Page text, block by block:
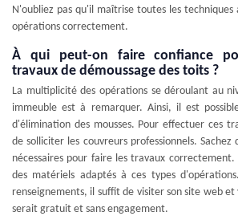
N'oubliez pas qu'il maîtrise toutes les
opérations correctement.
À qui peut-on faire confiance
travaux de démoussage des toits ?
La multiplicité des opérations se déroulant au
immeuble est à remarquer. Ainsi, il est
d'élimination des mousses. Pour effectuer ces
de solliciter les couvreurs professionnels. Sachez
nécessaires pour faire les travaux
des matériels adaptés à ces types
renseignements, il suffit de visiter son site web et
serait gratuit et sans engagement.